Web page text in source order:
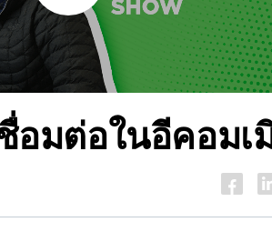
ฟัง
อมต่อในอีคอมเ